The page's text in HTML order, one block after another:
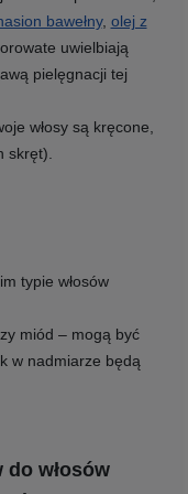
bawełny, olej z
uwielbiają
pielęgnacji tej
włosy są kręcone,
skręt).
typie włosów
miód – mogą być
w nadmiarze będą
włosów